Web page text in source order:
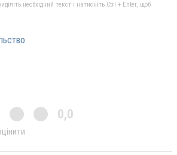
необхідний текст і натисніть Ctrl + Enter, щоб
0,0